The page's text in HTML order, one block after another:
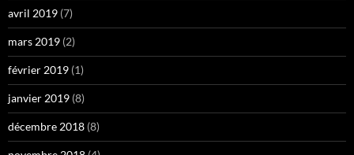
avril 2019 (7)
mars 2019 (2)
février 2019 (1)
janvier 2019 (8)
décembre 2018 (8)